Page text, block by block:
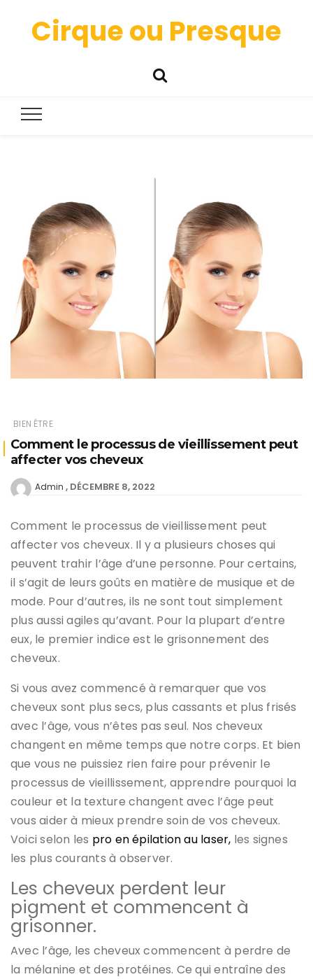
Cirque ou Presque
BIEN ÉTRE
Comment le processus de vieillissement peut
affecter vos cheveux
Admin DÉCEMBRE 8, 2022
Comment le processus de vieillissement peut
affecter vos cheveux. Il y a plusieurs choses qui
peuvent trahir l’âge d’une personne. Pour certains,
il s’agit de leurs goûts en matière de musique et de
mode. Pour d’autres, ils ne sont tout simplement
plus aussi agiles qu’avant. Pour la plupart d’entre
eux, le premier indice est le grisonnement des
cheveux.
Si vous avez commencé à remarquer que vos
cheveux sont plus secs, plus cassants et plus frisés
avec l’âge, vous n’êtes pas seul. Nos cheveux
changent en même temps que notre corps. Et bien
que vous ne puissiez rien faire pour prévenir le
processus de vieillissement, apprendre pourquoi la
couleur et la texture changent avec l’âge peut
vous aider à mieux prendre soin de vos cheveux.
Voici selon les pro en épilation au laser, les signes
les plus courants à observer.
Les cheveux perdent leur
pigment et commencent à
grisonner.
Avec l’âge, les cheveux commencent à perdre de
la mélanine et des protéines. Ce qui entraîne des